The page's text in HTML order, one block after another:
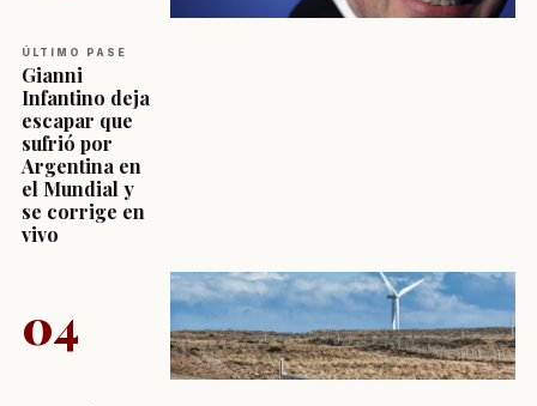
ÚLTIMO PASE
Gianni
Infantino deja
escapar que
sufrió por
Argentina en
el Mundial y
se corrige en
vivo
04